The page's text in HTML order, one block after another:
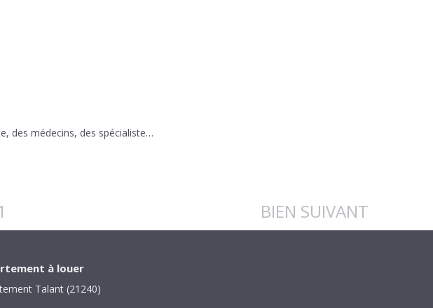
des médecins, des spécialiste…
BIEN SUIVANT
à louer
Talant (21240)